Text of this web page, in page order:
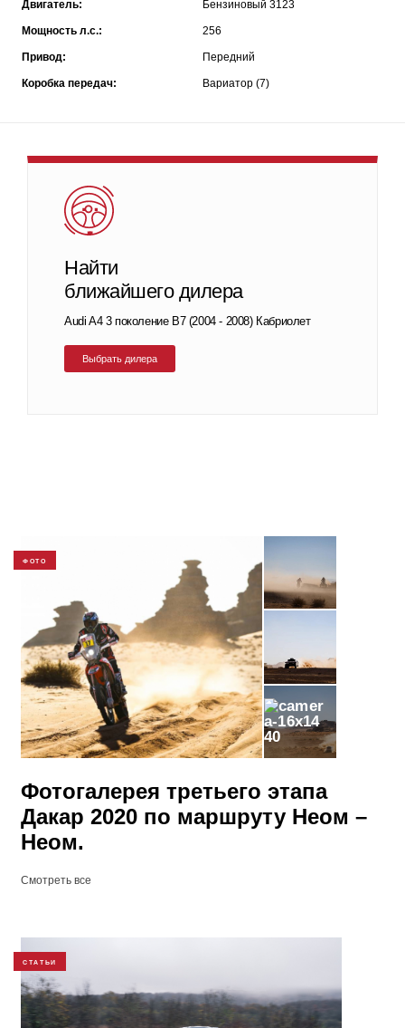
Двигатель: Бензиновый 3123
Мощность л.с.: 256
Привод: Передний
Коробка передач: Вариатор (7)
Найти
ближайшего дилера
Audi A4 3 поколение B7 (2004 - 2008) Кабриолет
Выбрать дилера
ФОТО
40
Фотогалерея третьего этапа
Дакар 2020 по маршруту Неом –
Неом.
Смотреть все
СТАТЬИ